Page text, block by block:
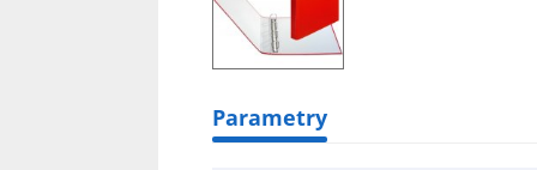
Parametry